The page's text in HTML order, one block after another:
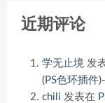
近期评论
学无止境 发
(PS色环插件
chili 发表在